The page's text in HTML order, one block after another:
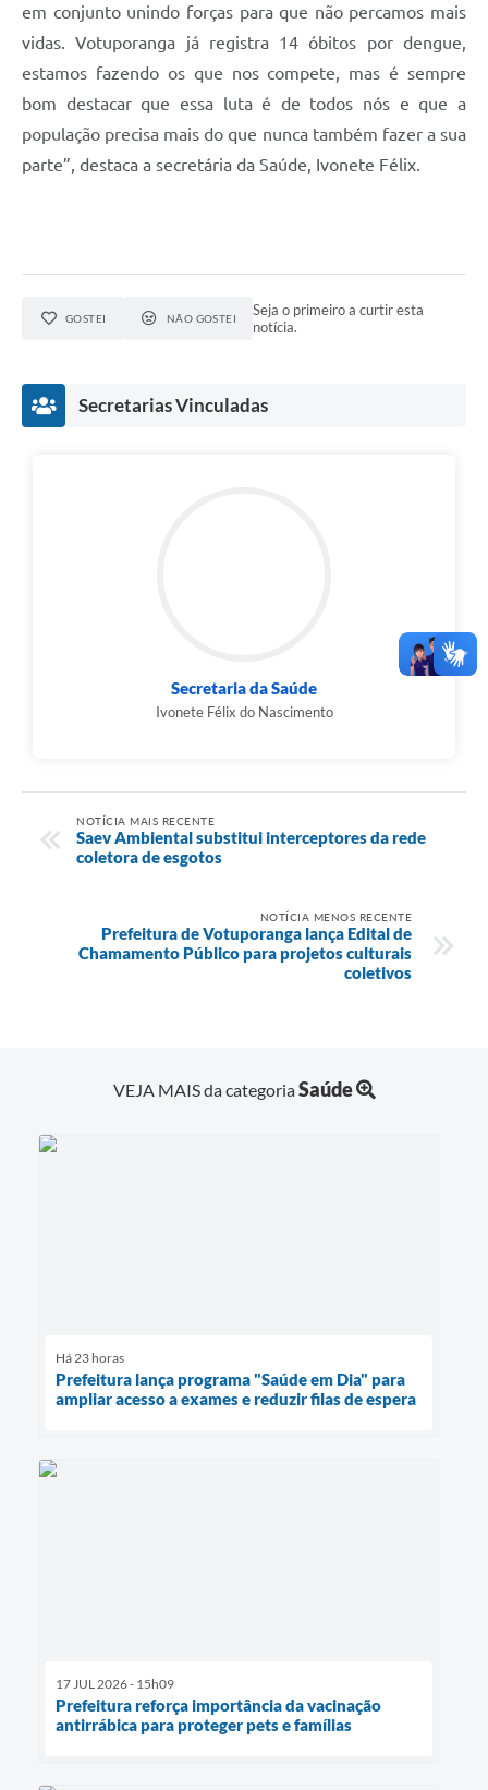
em conjunto unindo forças para que não percamos mais
vidas. Votuporanga já registra 14 óbitos por dengue,
estamos fazendo os que nos compete, mas é sempre
bom destacar que essa luta é de todos nós e que a
população precisa mais do que nunca também fazer a sua
parte”, destaca a secretária da Saúde, Ivonete Félix.
GOSTEI NÃO GOSTEI
Seja o primeiro a curtir esta
notícia.
Secretarias Vinculadas
Secretaria da Saúde
Ivonete Félix do Nascimento
NOTÍCIA MAIS RECENTE
Saev Ambiental substitui interceptores da rede
coletora de esgotos
NOTÍCIA MENOS RECENTE
Prefeitura de Votuporanga lança Edital de
Chamamento Público para projetos culturais
coletivos
VEJA MAIS da categoriaSaúde
Há 23 horas
Prefeitura lança programa "Saúde em Dia" para
ampliar acesso a exames e reduzir filas de espera
17 JUL 2026 - 15h09
Prefeitura reforça importância da vacinação
antirrábica para proteger pets e famílias